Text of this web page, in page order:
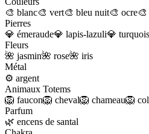
🎨 blanc🎨 vert🎨 bleu nuit🎨 ocre🎨
Pierres
💎 émeraude💎 lapis-lazuli💎
Fleurs
🌺 jasmin🌺 rose🌺 iris
Métal
⚙️ argent
Animaux Totems
🦁 faucon🦁 cheval🦁 chameau🦁
Parfum
🌿 encens de santal